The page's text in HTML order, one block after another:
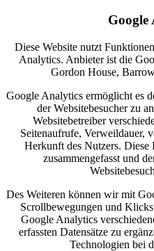
Google
Diese Website nutzt
Analytics. Anbieter ist die
Gordon House,
Google Analytics ermöglicht es
der Websitebesucher zu
Websitebetreiber
Seitenaufrufe, Verweildauer,
Herkunft des Nutzers.
zusammengefasst und
Des Weiteren können wir mit
Scrollbewegungen und
Google Analytics
erfassten Datensätze zu
Technologien bei